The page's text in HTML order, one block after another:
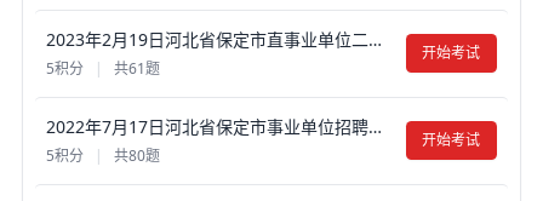
2023年2月19日河北省保定市直事业单位二次招聘考试《公共基础知识》真题试卷及答案【含解析】
5积分 | 共61题
开始考试
2022年7月17日河北省保定市事业单位招聘笔试（一招）《公共基础知识》真题试卷及答案【含解析】
5积分 | 共80题
开始考试